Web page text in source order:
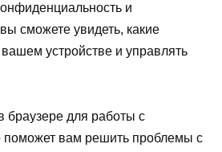
и
сможете увидеть, какие
устройстве и управлять
браузере для работы с
поможет вам решить проблемы с